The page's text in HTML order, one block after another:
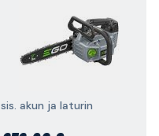
sis. akun ja laturin